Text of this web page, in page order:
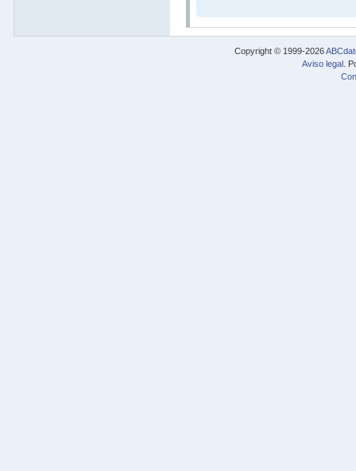
Copyright © 1999-2026
Aviso legal .